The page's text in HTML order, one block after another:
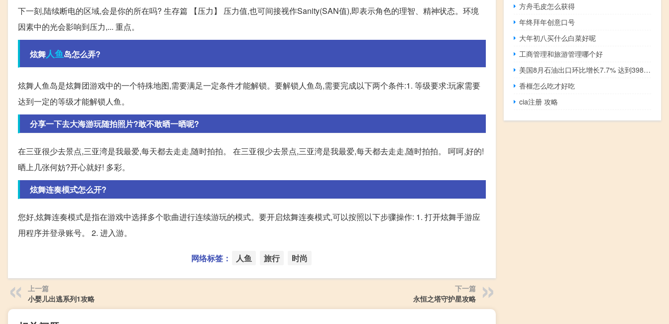
下一刻,陆续断电的区域,会是你的所在吗? 生存篇 【压力】 压力值,也可间接视作Sanity(SAN值),即表示角色的理智、精神状态。环境
因素中的光会影响到压力,... 重点。
炫舞人鱼岛怎么弄?
炫舞人鱼岛是炫舞团游戏中的一个特殊地图,需要满足一定条件才能解锁。要解锁人鱼岛,需要完成以下两个条件:1. 等级要求:玩家需要
达到一定的等级才能解锁人鱼。
分享一下去大海游玩随拍照片?敢不敢晒一晒呢?
在三亚很少去景点,三亚湾是我最爱,每天都去走走,随时拍拍。 在三亚很少去景点,三亚湾是我最爱,每天都去走走,随时拍拍。 呵呵,好的!
晒上几张何妨?开心就好! 多彩。
炫舞连奏模式怎么开?
您好,炫舞连奏模式是指在游戏中选择多个歌曲进行连续游玩的模式。要开启炫舞连奏模式,可以按照以下步骤操作: 1. 打开炫舞手游应
用程序并登录账号。 2. 进入游。
网络标签： 人鱼 旅行 时尚
上一篇
小婴儿出逃系列1攻略
下一篇
永恒之塔守护星攻略
方舟毛皮怎么获得
年终拜年创意口号
大年初八买什么白菜好呢
工商管理和旅游管理哪个好
美国8月石油出口环比增长7.7% 达到398.9万桶/日
香榧怎么吃才好吃
cia注册 攻略